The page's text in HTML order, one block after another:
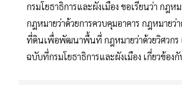
กรมโยธาธิการและผังเมือง ขอเรียนว่า กฎ
กฎหมายว่าด้วยการควบคุมอาคาร กฎหมาย
ที่ดินเพื่อพัฒนาพื้นที่ กฎหมายว่าด้วยวิศวกร
ฉบับที่กรมโยธาธิการและผังเมือง เกี่ยวข้อ